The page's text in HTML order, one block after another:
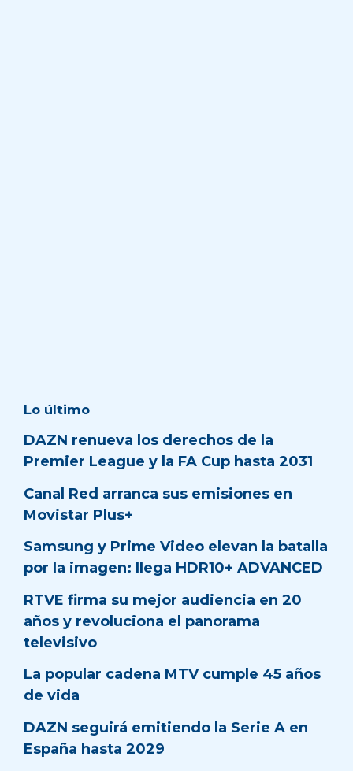
Lo último
DAZN renueva los derechos de la
Premier League y la FA Cup hasta 2031
Canal Red arranca sus emisiones en
Movistar Plus+
Samsung y Prime Video elevan la batalla
por la imagen: llega HDR10+ ADVANCED
RTVE firma su mejor audiencia en 20
años y revoluciona el panorama
televisivo
La popular cadena MTV cumple 45 años
de vida
DAZN seguirá emitiendo la Serie A en
España hasta 2029